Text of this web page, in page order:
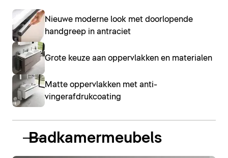
Nieuwe moderne look met doorlopende
handgreep in antraciet
Grote keuze aan oppervlakken en materialen
Matte oppervlakken met anti-
vingerafdrukcoating
Badkamermeubels